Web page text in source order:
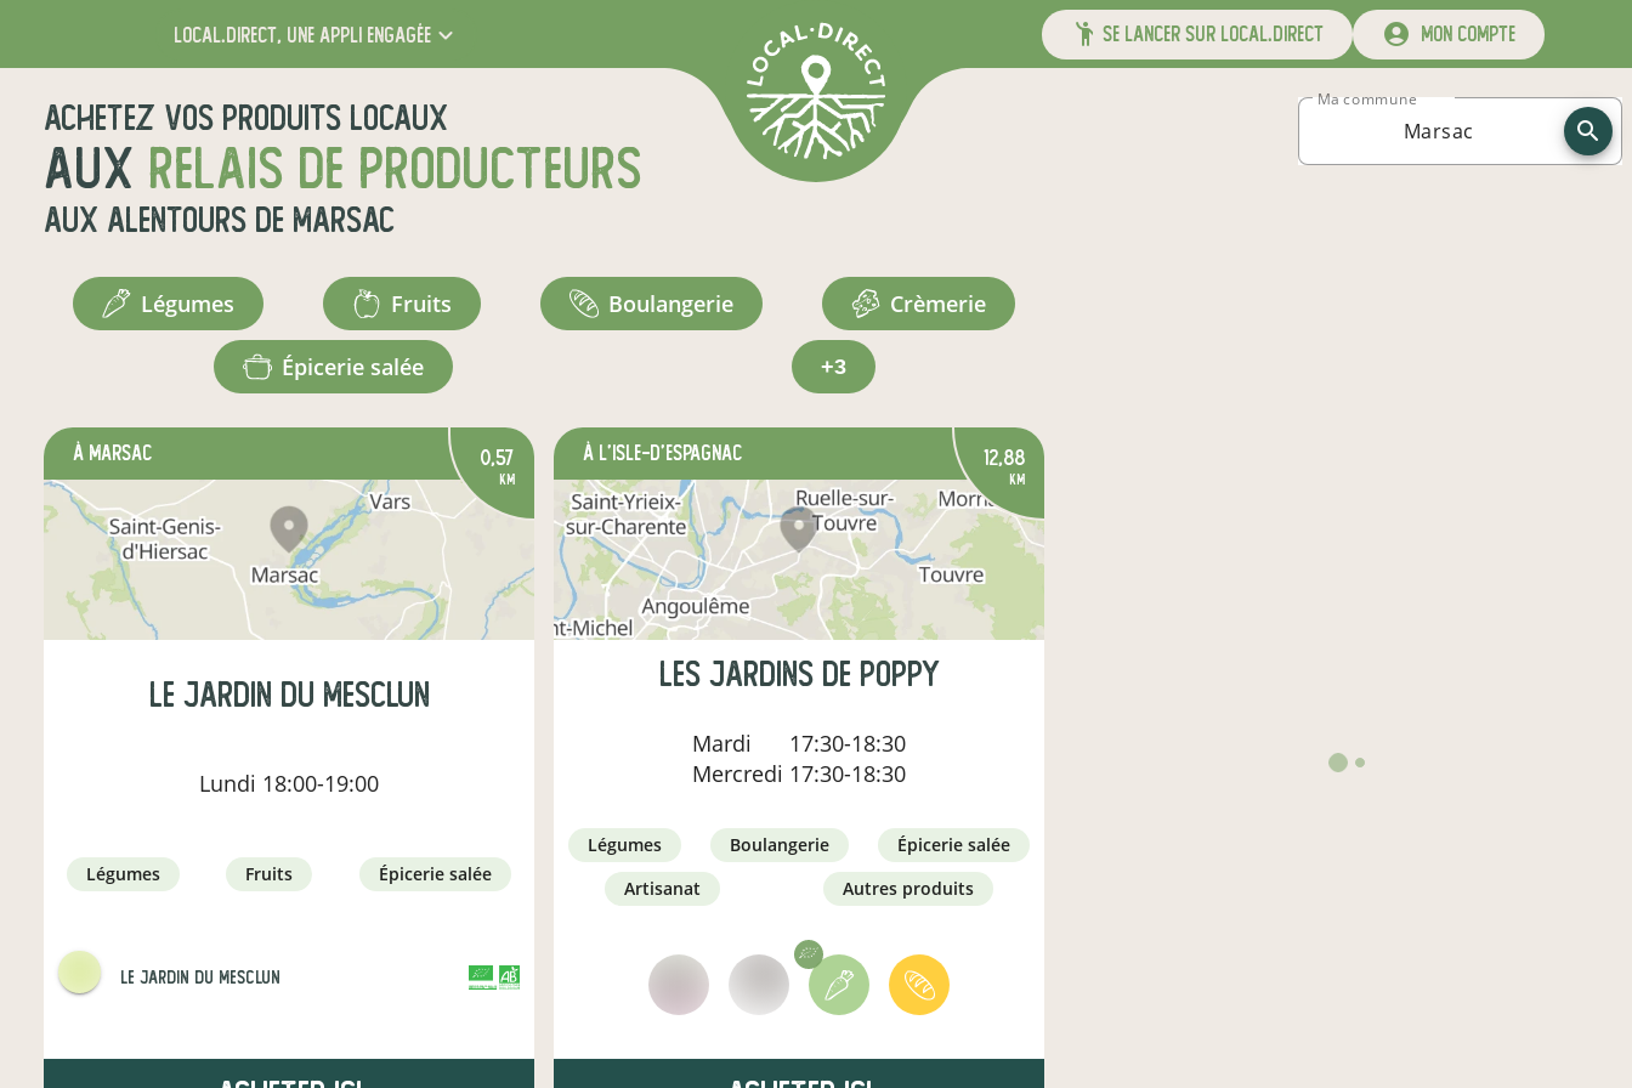
local.direct, une appli engagée se lancer sur local.direct mon compte
Achetez vos produits locaux
aux relais de producteurs
aux alentours de Marsac
Ma commune
légumes fruits boulangerie crèmerie
épicerie salée +3
à Marsac 0,57
km
LE jARDIN DU MESCLUN
Lundi 18:00-19:00
légumes fruits épicerie salée
Le Jardin Du Mesclun
à L'Isle-d'Espagnac 12,88
km
Les Jardins de Poppy
Mardi
17:30-18:30
Mercredi 17:30-18:30
légumes boulangerie
épicerie salée
artisanat
autres produits